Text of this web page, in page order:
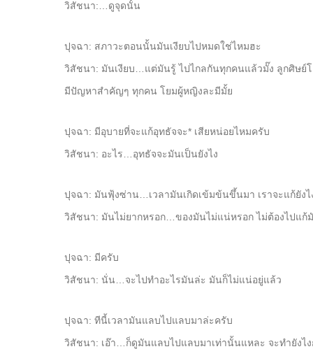
วิสัชนา:…ดูจุดนั้น
ปุจฉา: สภาวะตอนนั้นมันเงียบไปหมดใช่ไหมฮะ
วิสัชนา: มันเงียบ…แต่มันรู้ ไปไกลกันทุกคนแล้วมั๊ง ลูกศิษย์
มีปัญหาสำคัญๆ ทุกคน โยมผู้หญิงละมีมั้ย
ปุจฉา: มีอุบายที่จะแก้อุทธัจจะ* เสียหน่อยไหมครับ
วิสัชนา: อะไร…อุทธัจจะมันเป็นยังไง
ปุจฉา: มันฟุ้งซ่าน…เวลามันเกิดเข้มข้นขึ้นมา เราจะแก้ยังไ
วิสัชนา: มันไม่ยากหรอก…ของมันไม่แน่หรอก ไม่ต้องไป
ปุจฉา: มีครับ
วิสัชนา: นั่น…จะไปทำอะไรมันล่ะ มันก็ไม่แน่อยู่แล้ว
ปุจฉา: ทีนี้เวลามันแลบไปแลบมาล่ะครับ
วิสัชนา: เอ๊า…ก็ดูมันแลบไปแลบมาเท่านั้นแหละ จะทำยัง